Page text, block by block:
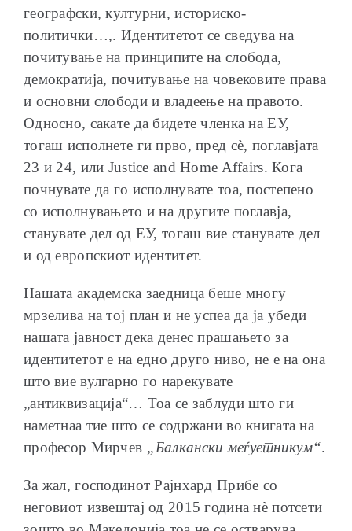
географски, културни, историско-
политички…,. Идентитетот се сведува на
почитување на принципите на слобода,
демократија, почитување на човековите права
и основни слободи и владеење на правото.
Односно, сакате да бидете членка на ЕУ,
тогаш исполнете ги прво, пред сѐ, поглавјата
23 и 24, или Justice and Home Affairs. Кога
почнувате да го исполнувате тоа, постепено
со исполнувањето и на другите поглавја,
станувате дел од ЕУ, тогаш вие станувате дел
и од европскиот идентитет.
Нашата академска заедница беше многу
мрзелива на тој план и не успеа да ја убеди
нашата јавност дека денес прашањето за
идентитетот е на едно друго ниво, не е на она
што вие вулгарно го нарекувате
„антиквизација“… Тоа се заблуди што ги
наметнаа тие што се содржани во книгата на
професор Мирчев „Балкански меѓуетникум“.
За жал, господинот Рајнхард Прибе со
неговиот извештај од 2015 година нѐ потсети